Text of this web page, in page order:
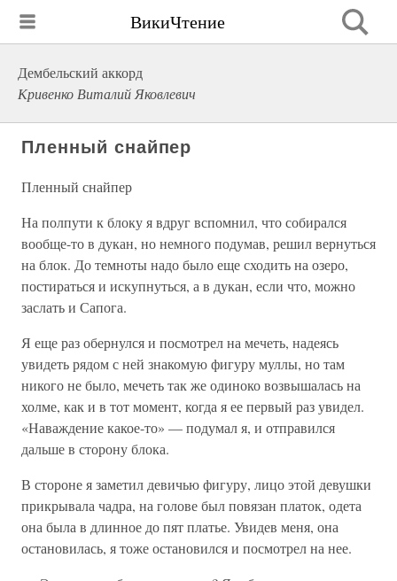
ВикиЧтение
Дембельский аккорд
Кривенко Виталий Яковлевич
Пленный снайпер
Пленный снайпер
На полпути к блоку я вдруг вспомнил, что собирался
вообще-то в дукан, но немного подумав, решил вернуться
на блок. До темноты надо было еще сходить на озеро,
постираться и искупнуться, а в дукан, если что, можно
заслать и Сапога.
Я еще раз обернулся и посмотрел на мечеть, надеясь
увидеть рядом с ней знакомую фигуру муллы, но там
никого не было, мечеть так же одиноко возвышалась на
холме, как и в тот момент, когда я ее первый раз увидел.
«Наваждение какое-то» — подумал я, и отправился
дальше в сторону блока.
В стороне я заметил девичью фигуру, лицо этой девушки
прикрывала чадра, на голове был повязан платок, одета
она была в длинное до пят платье. Увидев меня, она
остановилась, я тоже остановился и посмотрел на нее.